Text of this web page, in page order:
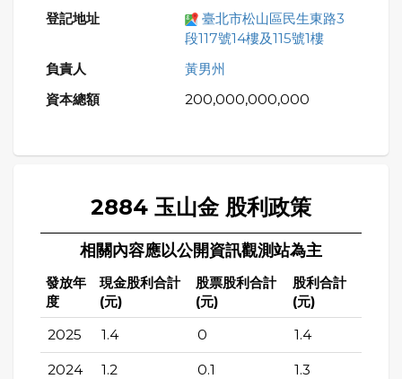
臺北市松山區民生東路3
段117號14樓及115號1樓
黃男州
200,000,000,000
2884 玉山金 股利政策
相關內容應以公開資訊觀測站為主
發放年
度
現金股利合計
(元)
股票股利合計
(元)
股利合計
(元)
2025 1.4 0 1.4
2024 1.2 0.1 1.3